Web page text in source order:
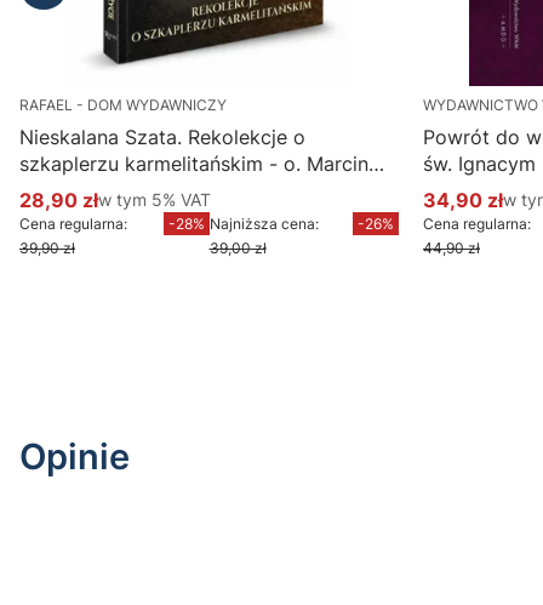
RAFAEL - DOM WYDAWNICZY
Nieskalana Szata. Rekolekcje o
szkaplerzu karmelitańskim - o. Marcin
Ciechanowski
Cena promocyjna brutto
28,90 złw tym %s VAT
w tym 5% VAT
Cena regularna:
39,90 zł
-28% Najniższa cena:
39,00 zł
-26%
WYDAWNICTWO
Powrót do
św. Ignacym
Cena
34,90 złw
w
Cena regularna:
44,90 zł
Opinie